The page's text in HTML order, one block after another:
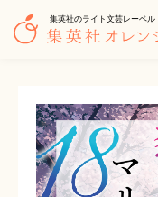
集英社のライト文芸レーベル